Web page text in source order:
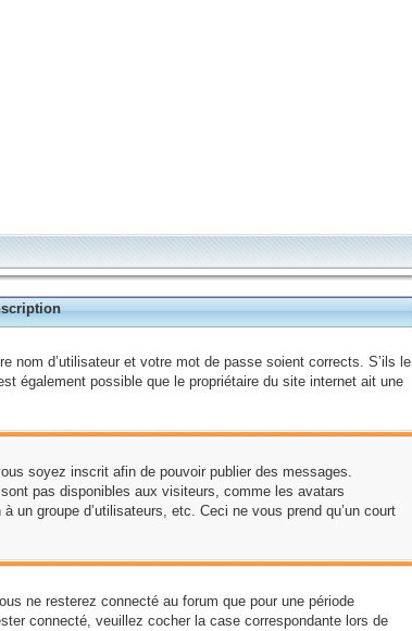
nom d’utilisateur et votre mot de passe soient corrects. S’ils le
également possible que le propriétaire du site internet ait une
soyez inscrit afin de pouvoir publier des messages.
pas disponibles aux visiteurs, comme les avatars
un groupe d’utilisateurs, etc. Ceci ne vous prend qu’un court
ne resterez connecté au forum que pour une période
connecté, veuillez cocher la case correspondante lors de